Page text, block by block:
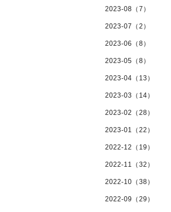
2023-08（7）
2023-07（2）
2023-06（8）
2023-05（8）
2023-04（13）
2023-03（14）
2023-02（28）
2023-01（22）
2022-12（19）
2022-11（32）
2022-10（38）
2022-09（29）